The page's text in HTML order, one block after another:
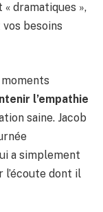
dramatiques »,
besoins
l’empathie
saine. Jacob
a simplement
l’écoute dont il